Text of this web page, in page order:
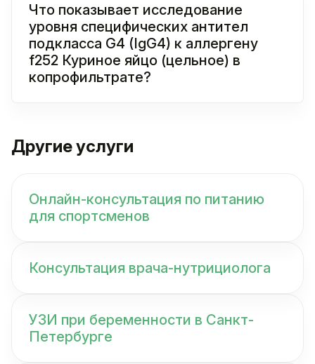
Что показывает исследование
уровня специфических антител
подкласса G4 (IgG4) к аллергену
f252 Куриное яйцо (цельное) в
копрофильтрате?
Другие услуги
Онлайн-консультация по питанию
для спортсменов
Консультация врача-нутрициолога
УЗИ при беременности в Санкт-
Петербурге